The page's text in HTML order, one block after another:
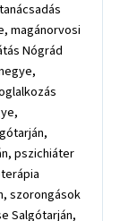
magánorvosi
Nógrád
pszichiáter
szorongások
Salgótarján,